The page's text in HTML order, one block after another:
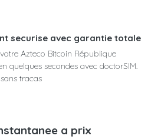
securise avec garantie totale
Azteco Bitcoin République
quelques secondes avec doctorSIM.
tracas
a prix